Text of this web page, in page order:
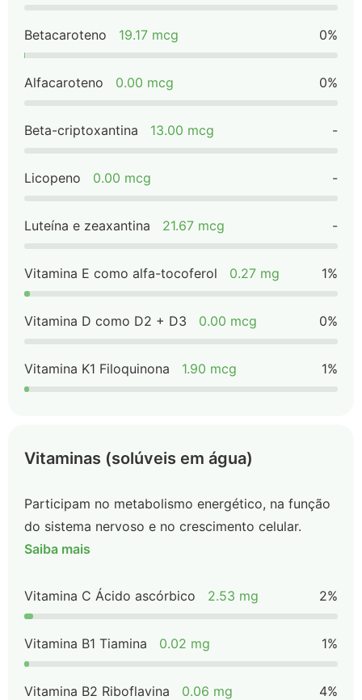
Betacaroteno 19.17 mcg 0%
Alfacaroteno 0.00 mcg 0%
Beta-criptoxantina 13.00 mcg -
Licopeno 0.00 mcg -
Luteína e zeaxantina 21.67 mcg -
Vitamina E como alfa-tocoferol 0.27 mg 1%
Vitamina D como D2 + D3 0.00 mcg 0%
Vitamina K1 Filoquinona 1.90 mcg 1%
Vitaminas (solúveis em água)
Participam no metabolismo energético, na função
do sistema nervoso e no crescimento celular.
Saiba mais
Vitamina C Ácido ascórbico 2.53 mg 2%
Vitamina B1 Tiamina 0.02 mg 1%
Vitamina B2 Riboflavina 0.06 mg 4%